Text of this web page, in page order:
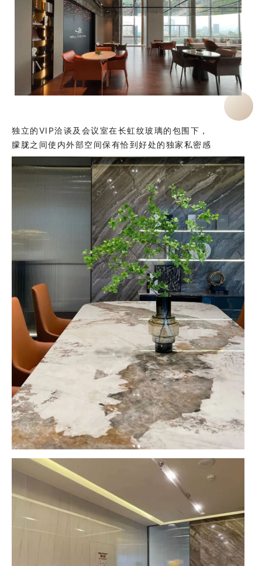
独立的VIP洽谈及会议室在长虹纹玻璃的包围下，
朦胧之间使内外部空间保有恰到好处的独家私密感